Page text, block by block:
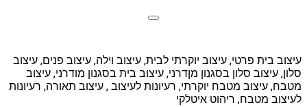
עיצוב בית פרטי, עיצוב יוקרתי לבית, עיצוב וילה, עיצוב פנים, עיצוב
סלון, עיצוב סלון בסגנון מןדרני, עיצוב בית בסגנון מודרני, עיצוב
מטבח, עיצוב מטבח יוקרתי, רעיונות לעיצוב , עיצוב תאורה, רעיונות
לעיצוב מטבח, ריהוט איטלקי